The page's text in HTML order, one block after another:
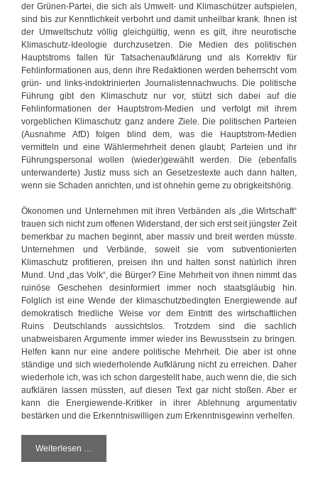
der Grünen-Partei, die sich als Umwelt- und Klimaschützer aufspielen,
sind bis zur Kenntlichkeit verbohrt und damit unheilbar krank. Ihnen ist
der Umweltschutz völlig gleichgültig, wenn es gilt, ihre neurotische
Klimaschutz-Ideologie durchzusetzen. Die Medien des politischen
Hauptstroms fallen für Tatsachenaufklärung und als Korrektiv für
Fehlinformationen aus, denn ihre Redaktionen werden beherrscht vom
grün- und links-indoktrinierten Journalistennachwuchs. Die politische
Führung gibt den Klimaschutz nur vor, stützt sich dabei auf die
Fehlinformationen der Hauptstrom-Medien und verfolgt mit ihrem
vorgeblichen Klimaschutz ganz andere Ziele. Die politischen Parteien
(Ausnahme AfD) folgen blind dem, was die Hauptstrom-Medien
vermitteln und eine Wählermehrheit denen glaubt; Parteien und ihr
Führungspersonal wollen (wieder)gewählt werden. Die (ebenfalls
unterwanderte) Justiz muss sich an Gesetzestexte auch dann halten,
wenn sie Schaden anrichten, und ist ohnehin gerne zu obrigkeitshörig.
Ökonomen und Unternehmen mit ihren Verbänden als „die Wirtschaft“
trauen sich nicht zum offenen Widerstand, der sich erst seit jüngster Zeit
bemerkbar zu machen beginnt, aber massiv und breit werden müsste.
Unternehmen und Verbände, soweit sie vom subventionierten
Klimaschutz profitieren, preisen ihn und halten sonst natürlich ihren
Mund. Und „das Volk“, die Bürger? Eine Mehrheit von ihnen nimmt das
ruinöse Geschehen desinformiert immer noch staatsgläubig hin.
Folglich ist eine Wende der klimaschutzbedingten Energiewende auf
demokratisch friedliche Weise vor dem Eintritt des wirtschaftlichen
Ruins Deutschlands aussichtslos. Trotzdem sind die sachlich
unabweisbaren Argumente immer wieder ins Bewusstsein zu bringen.
Helfen kann nur eine andere politische Mehrheit. Die aber ist ohne
ständige und sich wiederholende Aufklärung nicht zu erreichen. Daher
wiederhole ich, was ich schon dargestellt habe, auch wenn die, die sich
aufklären lassen müssten, auf diesen Text gar nicht stoßen. Aber er
kann die Energiewende-Kritiker in ihrer Ablehnung argumentativ
bestärken und die Erkenntniswilligen zum Erkenntnisgewinn verhelfen.
Weiterlesen …
a